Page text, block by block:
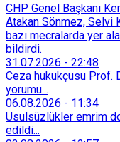
CHP Genel Başkanı
Atakan Sönmez, Selvi
bazı mecralarda yer
bildirdi.
31.07.2026 - 22:48
Ceza hukukçusu Prof.
yorumu...
06.08.2026 - 11:34
Usulsüzlükler emrim
edildi...